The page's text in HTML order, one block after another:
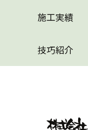
施工実績
技巧紹介